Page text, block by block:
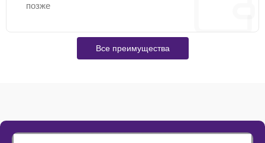
позже
Все преимущества